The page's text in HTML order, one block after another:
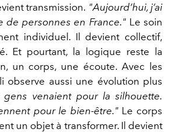
transmission. "Aujourd’hui, j’ai
de personnes en France." Le soin
individuel. Il devient collectif,
Et pourtant, la logique reste la
un corps, une écoute. Avec les
observe aussi une évolution plus
gens venaient pour la silhouette.
pour le bien-être." Le corps
un objet à transformer. Il devient